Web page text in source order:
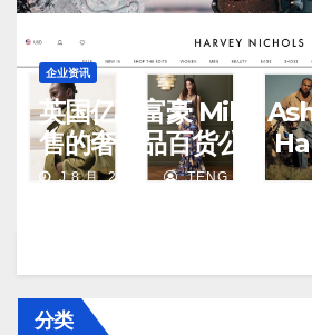
企业资讯
英国亿万富豪 Mike
售的奢侈品百货公司
Nichols 正陷入“死亡螺
J 8 月, 2026 TENG
分类